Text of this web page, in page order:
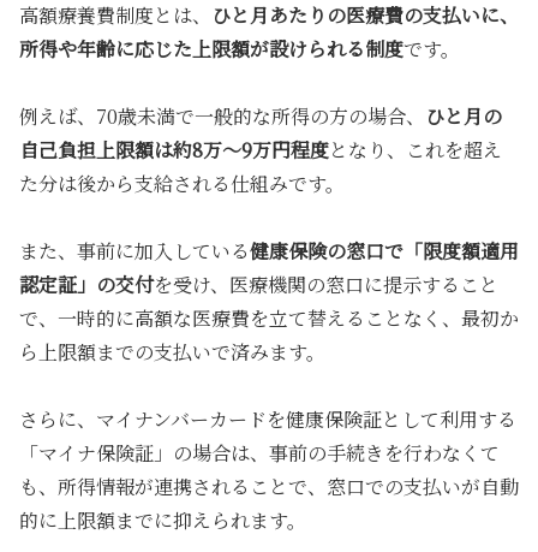
高額療養費制度とは、
ひと月あたりの医療費の支払いに、
所得や年齢に応じた上限額が設けられる制度です。
例えば、70歳未満で一般的な所得の方の場合、
ひと月の
自己負担上限額は約8万〜9万円程度となり、これを超え
た分は後から支給される仕組みです。
また、事前に加入している健康保険の窓口で「限度額適用
認定証」の交付を受け、医療機関の窓口に提示すること
で、一時的に高額な医療費を立て替えることなく、最初か
ら上限額までの支払いで済みます。
さらに、マイナンバーカードを健康保険証として利用する
「マイナ保険証」の場合は、事前の手続きを行わなくて
も、所得情報が連携されることで、窓口での支払いが自動
的に上限額までに抑えられます。